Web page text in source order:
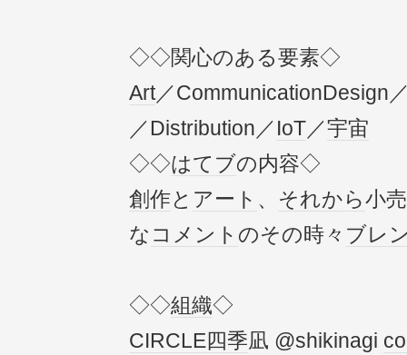
◇◇関心のある要素◇
Art／CommunicationDesign
／Distribution／IoT／宇宙
◇◇はてブの内容◇
創作と アート 、 それから小売
な コメント のその時々 ブレ
◇◇組織◇
CIRCLE四季凪 @shikinagi